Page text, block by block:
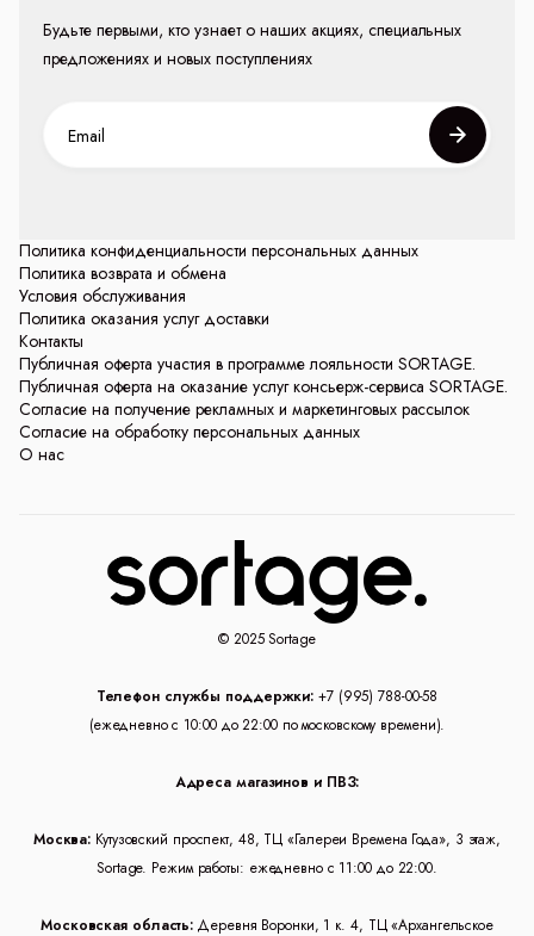
Политика конфиденциальности персональных данных
Политика возврата и обмена
Условия обслуживания
Политика оказания услуг доставки
Контакты
Публичная оферта участия в программе лояльности SORTAGE.
Публичная оферта на оказание услуг консьерж-сервиса SORTAGE.
Согласие на получение рекламных и маркетинговых рассылок
Согласие на обработку персональных данных
О нас
Будьте первыми, кто узнает о наших акциях, специальных
предложениях и новых поступлениях
© 2025 Sortage
Телефон службы поддержки: +7 (995) 788-00-58
(ежедневно с 10:00 до 22:00 по московскому времени).
Адреса магазинов и ПВЗ:
Москва: Кутузовский проспект, 48, ТЦ «Галереи Времена Года», 3 этаж,
Sortage. Режим работы: ежедневно с 11:00 до 22:00.
Московская область: Деревня Воронки, 1 к. 4, ТЦ «Архангельское